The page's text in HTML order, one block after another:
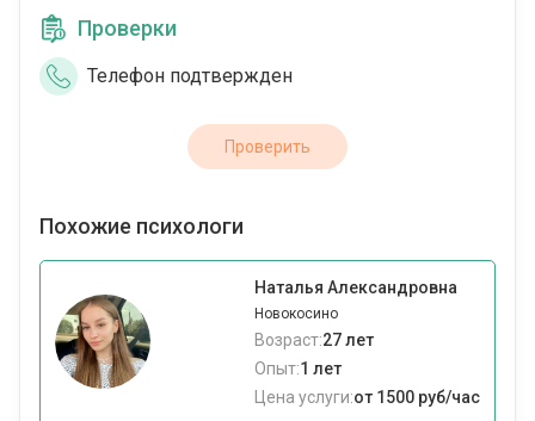
Проверки
Телефон подтвержден
Проверить
Похожие психологи
Наталья Александровна
Новокосино
Возраст:27 лет
Опыт:1 лет
Цена услуги:от 1500 руб/час